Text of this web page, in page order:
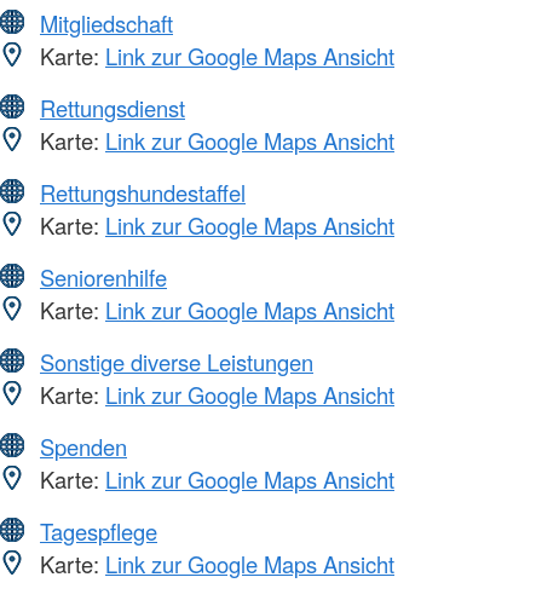
Mitgliedschaft
Karte: Link zur Google Maps Ansicht
Rettungsdienst
Karte: Link zur Google Maps Ansicht
Rettungshundestaffel
Karte: Link zur Google Maps Ansicht
Seniorenhilfe
Karte: Link zur Google Maps Ansicht
Sonstige diverse Leistungen
Karte: Link zur Google Maps Ansicht
Spenden
Karte: Link zur Google Maps Ansicht
Tagespflege
Karte: Link zur Google Maps Ansicht